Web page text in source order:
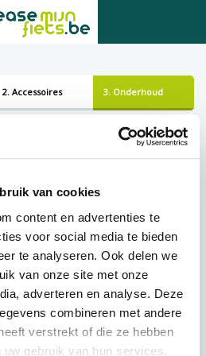
van cookies
content en advertenties te
voor social media te bieden
te analyseren. Ook delen we
van onze site met onze
adverteren en analyse. Deze
combineren met andere
verstrekt of die ze hebben
gebruik van hun services.
2. Accessoires 3. Onderhoud
bij Lease-mijn-fiets.be
€65,79 p.m.